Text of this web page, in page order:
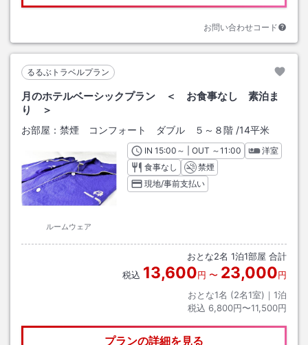
お問い合わせコード
るるぶトラベルプラン
月のホテルベーシックプラン ＜ お食事なし 素泊ま
り ＞
お部屋： 禁煙 コンフォート ダブル ５～８階 /14平米
ルームウェア
INチェックイン
15:00 ～ | OUT チェックアウト
～11:00
洋室
食事なし
禁煙
現地/事前支払い
おとな2名 1泊1部屋 合計
税込 13,600円 〜 23,000円
おとな1名 (2名1室)｜ 1泊
税込 6,800円〜11,500円
プランの詳細を見る